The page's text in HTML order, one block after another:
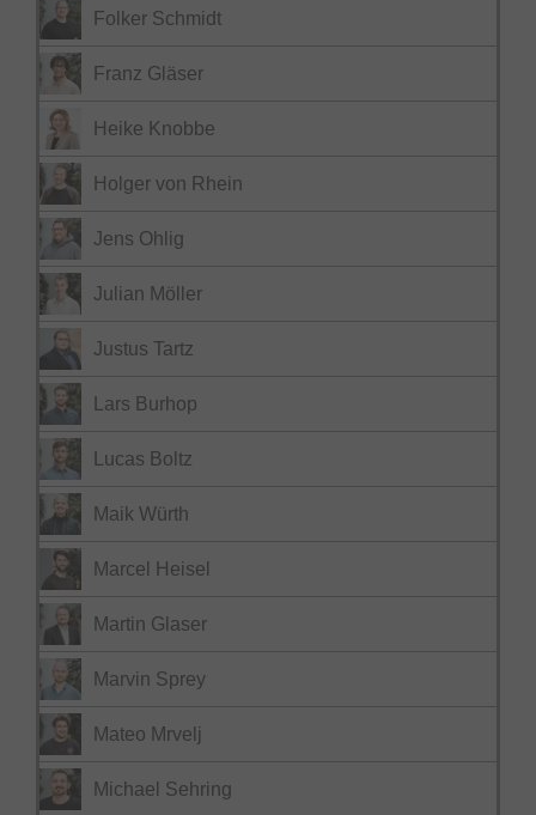
Folker Schmidt
Franz Gläser
Heike Knobbe
Holger von Rhein
Jens Ohlig
Julian Möller
Justus Tartz
Lars Burhop
Lucas Boltz
Maik Würth
Marcel Heisel
Martin Glaser
Marvin Sprey
Mateo Mrvelj
Michael Sehring